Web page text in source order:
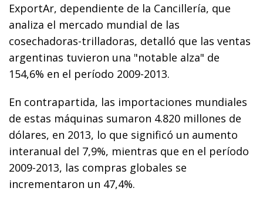
ExportAr, dependiente de la Cancillería, que
analiza el mercado mundial de las
cosechadoras-trilladoras, detalló que las ventas
argentinas tuvieron una "notable alza" de
154,6% en el período 2009-2013.
En contrapartida, las importaciones mundiales
de estas máquinas sumaron 4.820 millones de
dólares, en 2013, lo que significó un aumento
interanual del 7,9%, mientras que en el período
2009-2013, las compras globales se
incrementaron un 47,4%.